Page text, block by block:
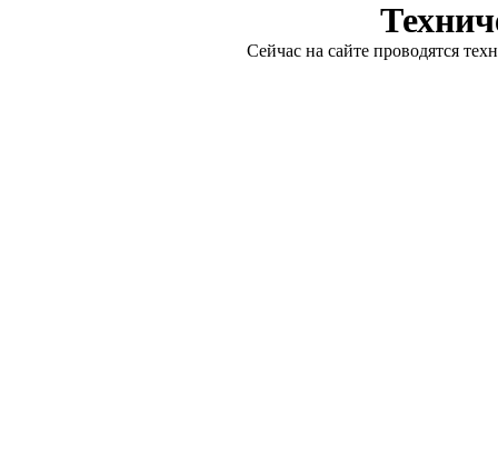
Сейчас на сайте проводятся